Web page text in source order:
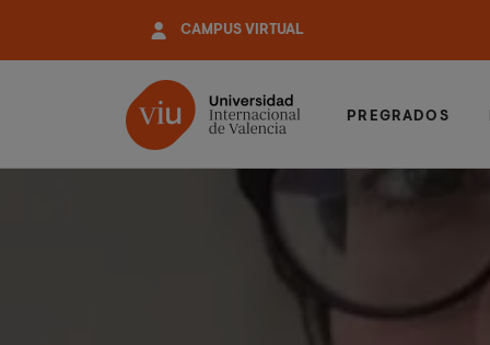
contenido
CAMPUS VIRTUAL
PREGRADOS